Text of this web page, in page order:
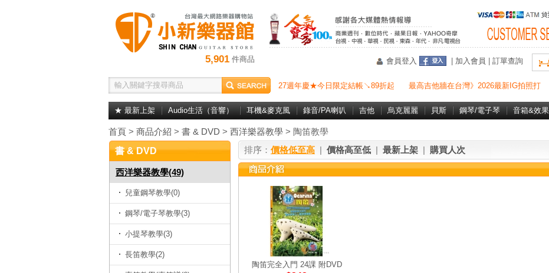
5,901 件商品 會員登入 加入會員 訂單查詢
27週年慶★今日限定結帳↘89折起 最高吉他牆在台灣》2026最新IG拍照打
★ 最新上架 Audio生活（音響） 耳機&麥克風 錄音/PA喇叭 吉他 烏克麗麗 貝斯 鋼琴/電子琴 音箱&效
首頁 > 商品介紹 > 書 & DVD > 西洋樂器教學 > 陶笛教學
書 & DVD
西洋樂器教學(49)
兒童鋼琴教學(0)
鋼琴/電子琴教學(3)
小提琴教學(3)
長笛教學(2)
排序： 價格低至高 | 價格高至低 | 最新上架 | 購買人次
陶笛完全入門 24課 附DVD